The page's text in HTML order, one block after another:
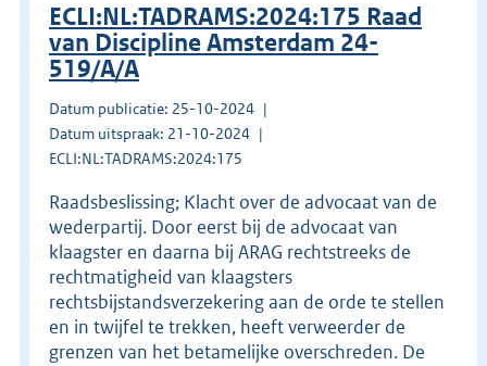
ECLI:NL:TADRAMS:2024:175 Raad
van Discipline Amsterdam 24-
519/A/A
Datum publicatie: 25-10-2024
Datum uitspraak: 21-10-2024
ECLI:NL:TADRAMS:2024:175
Raadsbeslissing; Klacht over de advocaat van de
wederpartij. Door eerst bij de advocaat van
klaagster en daarna bij ARAG rechtstreeks de
rechtmatigheid van klaagsters
rechtsbijstandsverzekering aan de orde te stellen
en in twijfel te trekken, heeft verweerder de
grenzen van het betamelijke overschreden. De